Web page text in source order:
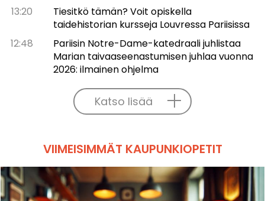
13:20
Tiesitkö tämän? Voit opiskella
taidehistorian kursseja Louvressa Pariisissa
12:48
Pariisin Notre-Dame-katedraali juhlistaa
Marian taivaaseenastumisen juhlaa vuonna
2026: ilmainen ohjelma
Katso lisää
VIIMEISIMMÄT KAUPUNKIOPETIT